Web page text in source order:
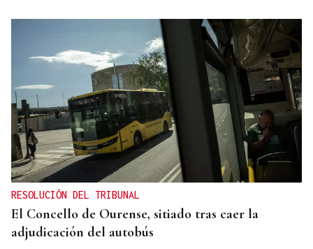
RESOLUCIÓN DEL TRIBUNAL
El Concello de Ourense, sitiado tras caer la
adjudicación del autobús